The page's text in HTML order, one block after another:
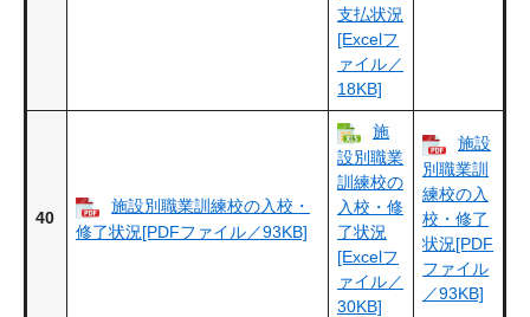
支払状況
[Excelフ
ァイル／
18KB]
40
施設別職業訓練校の入校・
修了状況[PDFファイル／93KB]
施
設別職業
訓練校の
入校・修
了状況
[Excelフ
ァイル／
30KB]
施設
別職業訓
練校の入
校・修了
状況[PDF
ファイル
／93KB]